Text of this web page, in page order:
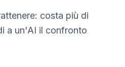
costa più di
a un'AI il confronto